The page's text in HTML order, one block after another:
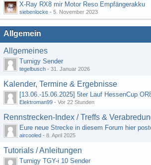
X-Ray RX8 mir Motor Reso Empfängerakku
siebenlocke - 5. November 2023
Allgemein
Allgemeines
Turnigy Sender
tegelbusch - 31. Januar 2026
Kalender, Termine & Ergebnisse
Elektroman99 - Vor 22 Stunden
Rennstrecken-Index / Treffs &
Eure neue Strecke in diesem Forum hier
aircooled - 8. April 2025
Tutorials / Anleitungen
Turnigy TGY-i 10 Sender